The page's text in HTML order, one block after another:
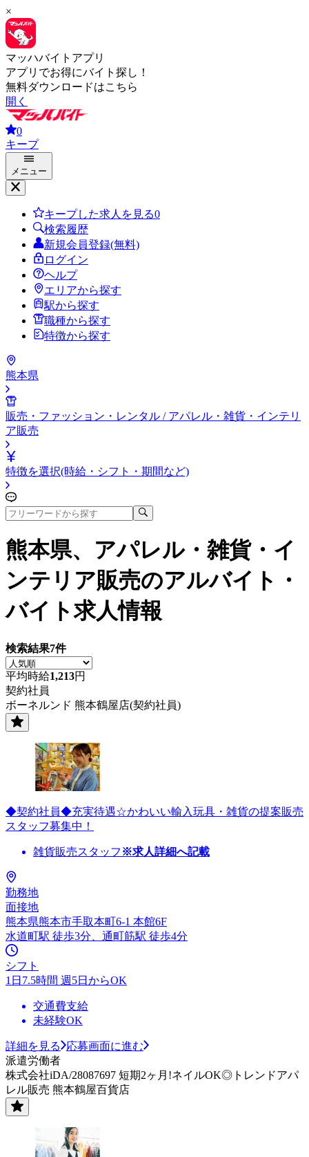
×
マッハバイトアプリ
アプリでお得にバイト探し！
無料ダウンロードはこちら
開く
0
キープ
メニュー
キープした求人を見る0
検索履歴
新規会員登録(無料)
ログイン
ヘルプ
エリアから探す
駅から探す
職種から探す
特徴から探す
熊本県
販売・ファッション・レンタル / アパレル・雑貨・インテリ
ア販売
特徴を選択(時給・シフト・期間など)
熊本県、アパレル・雑貨・イ
ンテリア販売のアルバイト・
バイト求人情報
検索結果7件
平均時給1,213円
契約社員
ボーネルンド 熊本鶴屋店(契約社員)
◆契約社員◆充実待遇☆かわいい輸入玩具・雑貨の提案販売
スタッフ募集中！
雑貨販売スタッフ ※求人詳細へ記載
勤務地
面接地
熊本県熊本市手取本町6-1 本館6F
水道町駅 徒歩3分、通町筋駅 徒歩4分
シフト
1日7.5時間 週5日からOK
交通費支給
未経験OK
詳細を見る
応募画面に進む
派遣労働者
株式会社iDA/28087697 短期2ヶ月!ネイルOK◎トレンドアパ
レル販売 熊本鶴屋百貨店